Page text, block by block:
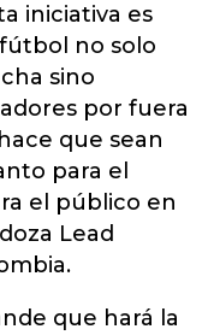
iniciativa es
no solo
sino
por fuera
que sean
para el
el público en
Lead
que hará la